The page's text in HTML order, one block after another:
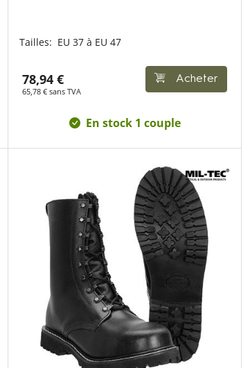
Tailles: EU 37 à EU 47
78,94 €
65,78 € sans TVA
Acheter
En stock 1 couple